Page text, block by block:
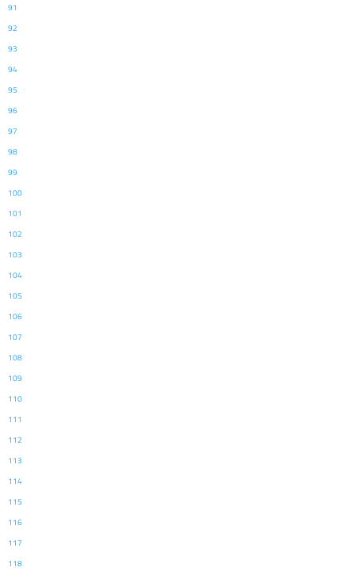
91
92
93
94
95
96
97
98
99
100
101
102
103
104
105
106
107
108
109
110
111
112
113
114
115
116
117
118